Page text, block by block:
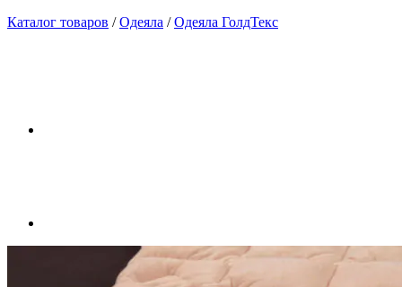
Каталог товаров / Одеяла / Одеяла ГолдТекс